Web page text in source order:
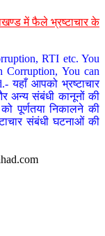
में फैले भ्रष्टाचार के
RTI etc. You
Corruption, You can
यहाँ आपको भ्रष्टाचार
अन्य संबंधी कानूनों की
पूर्णतया निकालने की
संबंधी घटनाओं की